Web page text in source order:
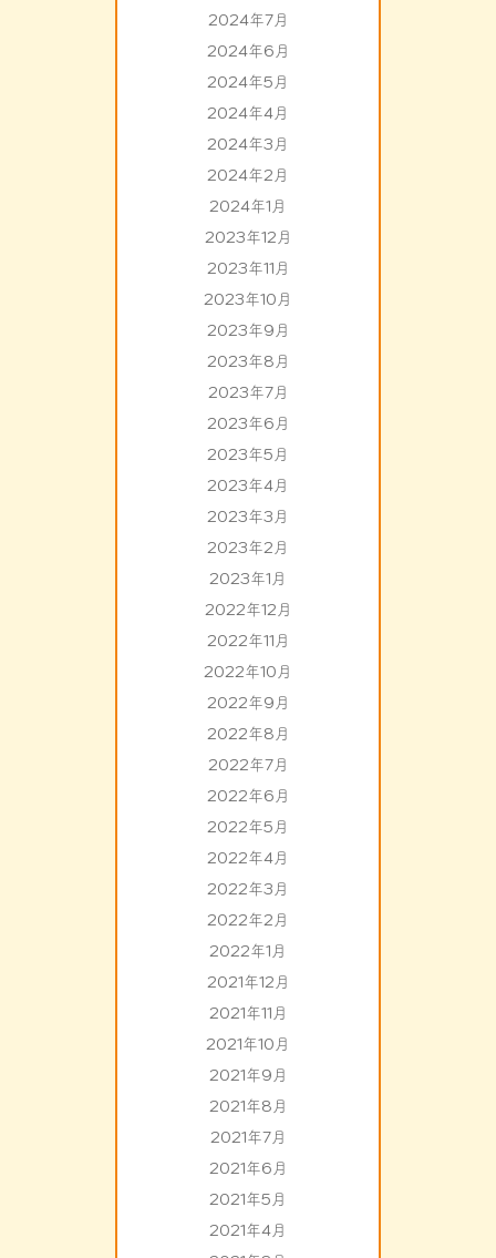
2024年7月
2024年6月
2024年5月
2024年4月
2024年3月
2024年2月
2024年1月
2023年12月
2023年11月
2023年10月
2023年9月
2023年8月
2023年7月
2023年6月
2023年5月
2023年4月
2023年3月
2023年2月
2023年1月
2022年12月
2022年11月
2022年10月
2022年9月
2022年8月
2022年7月
2022年6月
2022年5月
2022年4月
2022年3月
2022年2月
2022年1月
2021年12月
2021年11月
2021年10月
2021年9月
2021年8月
2021年7月
2021年6月
2021年5月
2021年4月